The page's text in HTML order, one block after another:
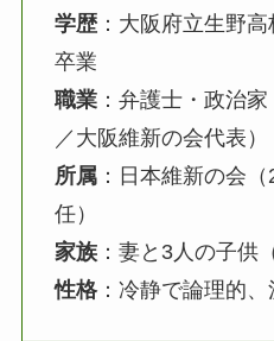
学歴：大阪府立生野
卒業
職業：弁護士・政治
／大阪維新の会代表）
所属：日本維新の会
任）
家族：妻と3人の子供
性格：冷静で論理的